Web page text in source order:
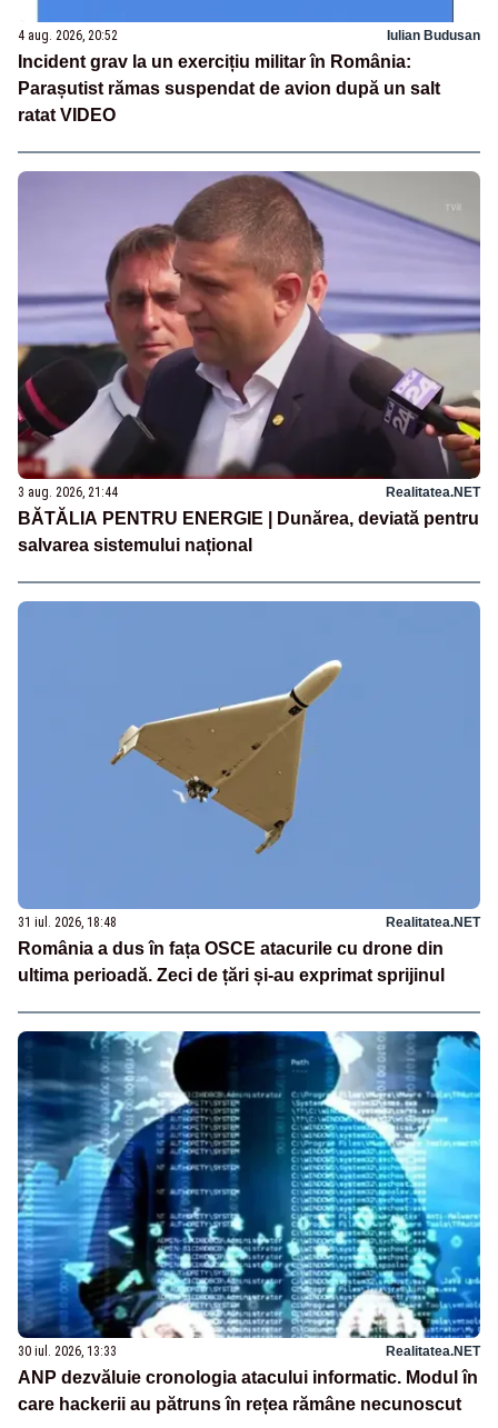
4 aug. 2026, 20:52 Iulian Budusan
Incident grav la un exercițiu militar în România:
Parașutist rămas suspendat de avion după un salt
ratat VIDEO
3 aug. 2026, 21:44 Realitatea.NET
BĂTĂLIA PENTRU ENERGIE | Dunărea, deviată pentru
salvarea sistemului național
31 iul. 2026, 18:48 Realitatea.NET
România a dus în fața OSCE atacurile cu drone din
ultima perioadă. Zeci de țări și-au exprimat sprijinul
30 iul. 2026, 13:33 Realitatea.NET
ANP dezvăluie cronologia atacului informatic. Modul în
care hackerii au pătruns în rețea rămâne necunoscut